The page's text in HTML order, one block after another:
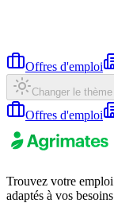
Offres d'emploi
Changer le thème
Offres d'emploi
Trouvez votre
adaptés à vos